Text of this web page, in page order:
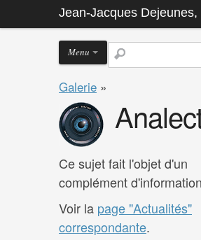
Jean-Jacques
Menu
Galerie »
Ce sujet fait l'objet d'un
complément
Voir la page "Actualités"
correspondante.